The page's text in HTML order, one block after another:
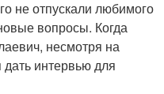
не отпускали любимого
вопросы. Когда
несмотря на
дать интервью для